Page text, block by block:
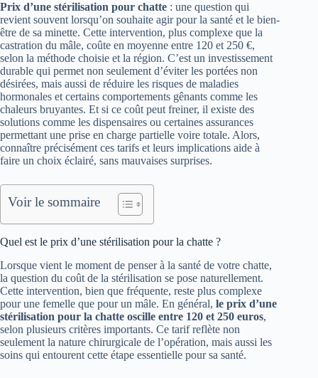
Prix d’une stérilisation pour chatte : une question qui
revient souvent lorsqu’on souhaite agir pour la santé et le bien-
être de sa minette. Cette intervention, plus complexe que la
castration du mâle, coûte en moyenne entre 120 et 250 €,
selon la méthode choisie et la région. C’est un investissement
durable qui permet non seulement d’éviter les portées non
désirées, mais aussi de réduire les risques de maladies
hormonales et certains comportements gênants comme les
chaleurs bruyantes. Et si ce coût peut freiner, il existe des
solutions comme les dispensaires ou certaines assurances
permettant une prise en charge partielle voire totale. Alors,
connaître précisément ces tarifs et leurs implications aide à
faire un choix éclairé, sans mauvaises surprises.
Voir le sommaire
Quel est le prix d’une stérilisation pour la chatte ?
Lorsque vient le moment de penser à la santé de votre chatte,
la question du coût de la stérilisation se pose naturellement.
Cette intervention, bien que fréquente, reste plus complexe
pour une femelle que pour un mâle. En général, le prix d’une
stérilisation pour la chatte oscille entre 120 et 250 euros,
selon plusieurs critères importants. Ce tarif reflète non
seulement la nature chirurgicale de l’opération, mais aussi les
soins qui entourent cette étape essentielle pour sa santé.